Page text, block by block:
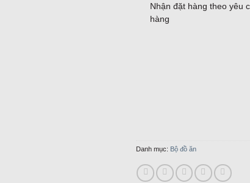
Nhận đặt hàng theo yêu
hàng
Danh mục: Bộ đồ ăn